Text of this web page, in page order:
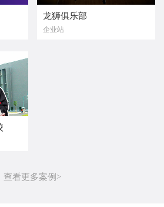
龙狮俱乐部
企业站
查看更多案例>